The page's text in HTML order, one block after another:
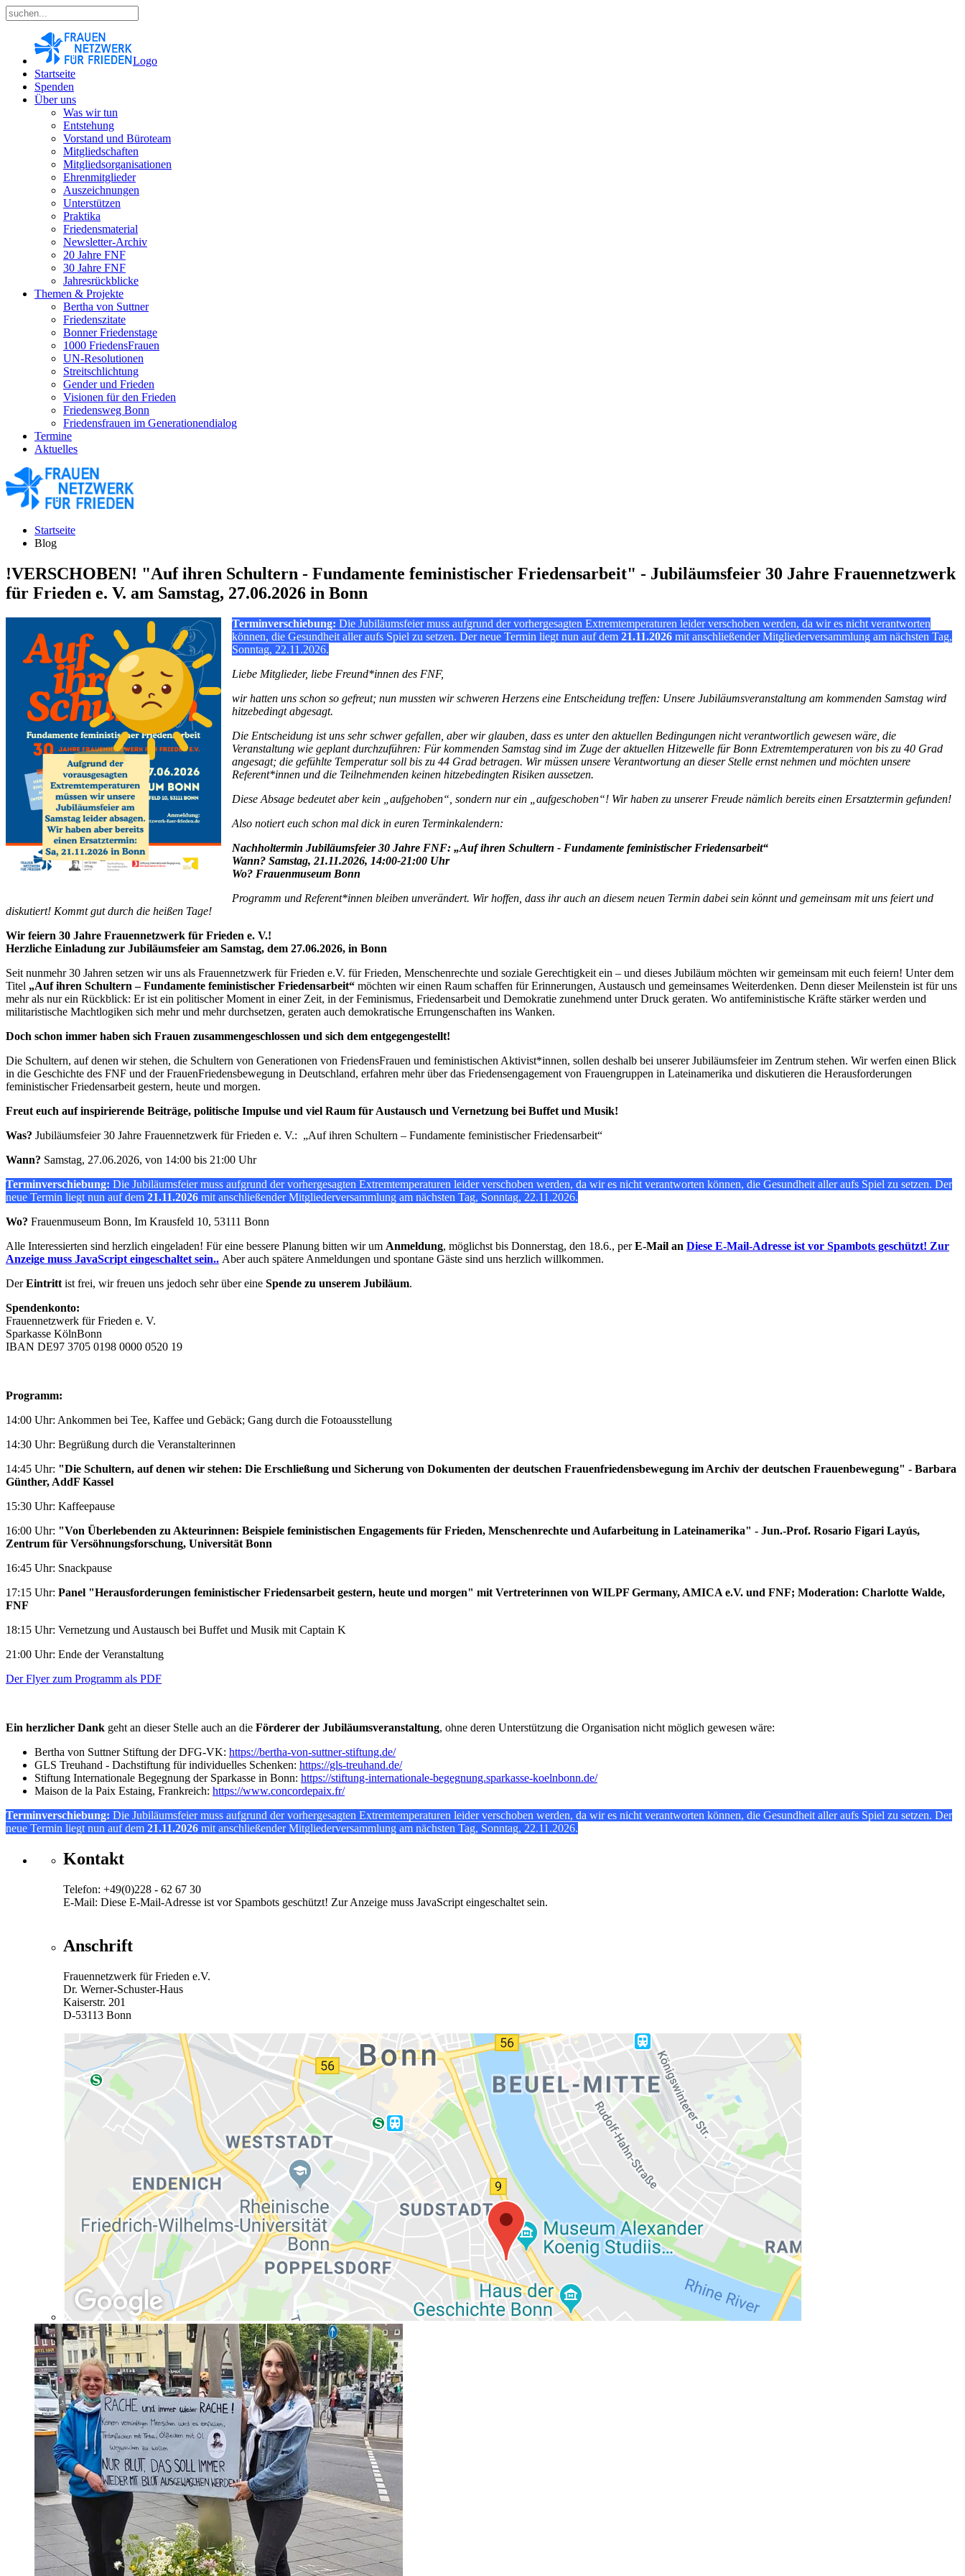
Logo
Startseite
Spenden
Über uns
Was wir tun
Entstehung
Vorstand und Büroteam
Mitgliedschaften
Mitgliedsorganisationen
Ehrenmitglieder
Auszeichnungen
Unterstützen
Praktika
Friedensmaterial
Newsletter-Archiv
20 Jahre FNF
30 Jahre FNF
Jahresrückblicke
Themen & Projekte
Bertha von Suttner
Friedenszitate
Bonner Friedenstage
1000 FriedensFrauen
UN-Resolutionen
Streitschlichtung
Gender und Frieden
Visionen für den Frieden
Friedensweg Bonn
Friedensfrauen im Generationendialog
Termine
Aktuelles
Startseite
Blog
!VERSCHOBEN! "Auf ihren Schultern - Fundamente feministischer Friedensarbeit" - Jubiläumsfeier 30 Jahre Frauennetzwerk
für Frieden e. V. am Samstag, 27.06.2026 in Bonn
Terminverschiebung: Die Jubiläumsfeier muss aufgrund der vorhergesagten Extremtemperaturen leider verschoben werden, da wir es nicht verantworten
können, die Gesundheit aller aufs Spiel zu setzen. Der neue Termin liegt nun auf dem 21.11.2026 mit anschließender Mitgliederversammlung am nächsten Tag,
Sonntag, 22.11.2026.
Liebe Mitglieder, liebe Freund*innen des FNF,
wir hatten uns schon so gefreut; nun mussten wir schweren Herzens eine Entscheidung treffen: Unsere Jubiläumsveranstaltung am kommenden Samstag wird
hitzebedingt abgesagt.
Die Entscheidung ist uns sehr schwer gefallen, aber wir glauben, dass es unter den aktuellen Bedingungen nicht verantwortlich gewesen wäre, die
Veranstaltung wie geplant durchzuführen: Für kommenden Samstag sind im Zuge der aktuellen Hitzewelle für Bonn Extremtemperaturen von bis zu 40 Grad
angesagt; die gefühlte Temperatur soll bis zu 44 Grad betragen. Wir müssen unsere Verantwortung an dieser Stelle ernst nehmen und möchten unsere
Referent*innen und die Teilnehmenden keinen hitzebedingten Risiken aussetzen.
Diese Absage bedeutet aber kein „aufgehoben“, sondern nur ein „aufgeschoben“! Wir haben zu unserer Freude nämlich bereits einen Ersatztermin gefunden!
Also notiert euch schon mal dick in euren Terminkalendern:
Nachholtermin Jubiläumsfeier 30 Jahre FNF: „Auf ihren Schultern - Fundamente feministischer Friedensarbeit“
Wann? Samstag, 21.11.2026, 14:00-21:00 Uhr
Wo? Frauenmuseum Bonn
Programm und Referent*innen bleiben unverändert. Wir hoffen, dass ihr auch an diesem neuen Termin dabei sein könnt und gemeinsam mit uns feiert und
diskutiert! Kommt gut durch die heißen Tage!
Wir feiern 30 Jahre Frauennetzwerk für Frieden e. V.!
Herzliche Einladung zur Jubiläumsfeier am Samstag, dem 27.06.2026, in Bonn
Seit nunmehr 30 Jahren setzen wir uns als Frauennetzwerk für Frieden e.V. für Frieden, Menschenrechte und soziale Gerechtigkeit ein – und dieses Jubiläum möchten wir gemeinsam mit euch feiern! Unter dem
Titel „Auf ihren Schultern – Fundamente feministischer Friedensarbeit“ möchten wir einen Raum schaffen für Erinnerungen, Austausch und gemeinsames Weiterdenken. Denn dieser Meilenstein ist für uns
mehr als nur ein Rückblick: Er ist ein politischer Moment in einer Zeit, in der Feminismus, Friedensarbeit und Demokratie zunehmend unter Druck geraten. Wo antifeministische Kräfte stärker werden und
militaristische Machtlogiken sich mehr und mehr durchsetzen, geraten auch demokratische Errungenschaften ins Wanken.
Doch schon immer haben sich Frauen zusammengeschlossen und sich dem entgegengestellt!
Die Schultern, auf denen wir stehen, die Schultern von Generationen von FriedensFrauen und feministischen Aktivist*innen, sollen deshalb bei unserer Jubiläumsfeier im Zentrum stehen. Wir werfen einen Blick
in die Geschichte des FNF und der FrauenFriedensbewegung in Deutschland, erfahren mehr über das Friedensengagement von Frauengruppen in Lateinamerika und diskutieren die Herausforderungen
feministischer Friedensarbeit gestern, heute und morgen.
Freut euch auf inspirierende Beiträge, politische Impulse und viel Raum für Austausch und Vernetzung bei Buffet und Musik!
Was? Jubiläumsfeier 30 Jahre Frauennetzwerk für Frieden e. V.: „Auf ihren Schultern – Fundamente feministischer Friedensarbeit“
Wann? Samstag, 27.06.2026, von 14:00 bis 21:00 Uhr
Terminverschiebung: Die Jubiläumsfeier muss aufgrund der vorhergesagten Extremtemperaturen leider verschoben werden, da wir es nicht verantworten können, die Gesundheit aller aufs Spiel zu setzen. Der
neue Termin liegt nun auf dem 21.11.2026 mit anschließender Mitgliederversammlung am nächsten Tag, Sonntag, 22.11.2026.
Wo? Frauenmuseum Bonn, Im Krausfeld 10, 53111 Bonn
Alle Interessierten sind herzlich eingeladen! Für eine bessere Planung bitten wir um Anmeldung, möglichst bis Donnerstag, den 18.6., perE-Mail an Diese E-Mail-Adresse ist vor Spambots geschützt! Zur
Anzeige muss JavaScript eingeschaltet sein.. Aber auch spätere Anmeldungen und spontane Gäste sind uns herzlich willkommen.
DerEintritt ist frei, wir freuen uns jedoch sehr über eine Spende zu unserem Jubiläum.
Spendenkonto:
Frauennetzwerk für Frieden e. V.
Sparkasse KölnBonn
IBAN DE97 3705 0198 0000 0520 19
Programm:
14:00 Uhr: Ankommen bei Tee, Kaffee und Gebäck; Gang durch die Fotoausstellung
14:30 Uhr: Begrüßung durch die Veranstalterinnen
14:45 Uhr: "Die Schultern, auf denen wir stehen: Die Erschließung und Sicherung von Dokumenten der deutschen Frauenfriedensbewegung im Archiv der deutschen Frauenbewegung" - Barbara
Günther, AddF Kassel
15:30 Uhr: Kaffeepause
16:00 Uhr: "Von Überlebenden zu Akteurinnen: Beispiele feministischen Engagements für Frieden, Menschenrechte und Aufarbeitung in Lateinamerika" - Jun.-Prof. Rosario Figari Layús,
Zentrum für Versöhnungsforschung, Universität Bonn
16:45 Uhr: Snackpause
17:15 Uhr: Panel "Herausforderungen feministischer Friedensarbeit gestern, heute und morgen" mit Vertreterinnen von WILPF Germany, AMICA e.V. und FNF; Moderation: Charlotte Walde,
FNF
18:15 Uhr: Vernetzung und Austausch bei Buffet und Musik mit Captain K
21:00 Uhr: Ende der Veranstaltung
Der Flyer zum Programm als PDF
Ein herzlicher Dank geht an dieser Stelle auch an die Förderer der Jubiläumsveranstaltung, ohne deren Unterstützung die Organisation nicht möglich gewesen wäre:
Bertha von Suttner Stiftung der DFG-VK: https://bertha-von-suttner-stiftung.de/
GLS Treuhand - Dachstiftung für individuelles Schenken: https://gls-treuhand.de/
Stiftung Internationale Begegnung der Sparkasse in Bonn: https://stiftung-internationale-begegnung.sparkasse-koelnbonn.de/
Maison de la Paix Estaing, Frankreich: https://www.concordepaix.fr/
Terminverschiebung: Die Jubiläumsfeier muss aufgrund der vorhergesagten Extremtemperaturen leider verschoben werden, da wir es nicht verantworten können, die Gesundheit aller aufs Spiel zu setzen. Der
neue Termin liegt nun auf dem 21.11.2026 mit anschließender Mitgliederversammlung am nächsten Tag, Sonntag, 22.11.2026.
Kontakt
Telefon: +49(0)228 - 62 67 30
E-Mail: Diese E-Mail-Adresse ist vor Spambots geschützt! Zur Anzeige muss JavaScript eingeschaltet sein.
Anschrift
Frauennetzwerk für Frieden e.V.
Dr. Werner-Schuster-Haus
Kaiserstr. 201
D-53113 Bonn